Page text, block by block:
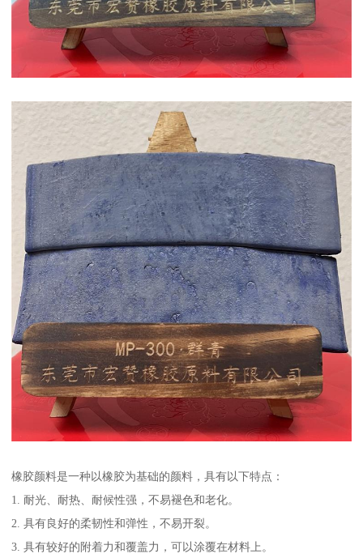
橡胶颜料是一种以橡胶为基础的颜料，具有以下特点：
1. 耐光、耐热、耐候性强，不易褪色和老化。
2. 具有良好的柔韧性和弹性，不易开裂。
3. 具有较好的附着力和覆盖力，可以涂覆在材料上。